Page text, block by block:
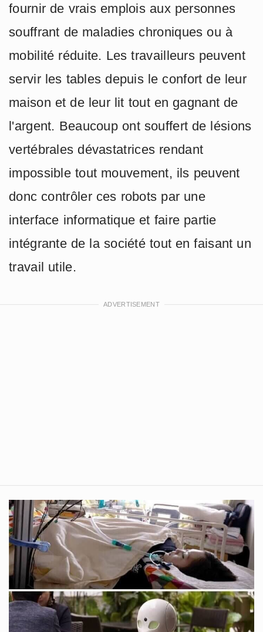
fournir de vrais emplois aux personnes
souffrant de maladies chroniques ou à
mobilité réduite. Les travailleurs peuvent
servir les tables depuis le confort de leur
maison et de leur lit tout en gagnant de
l'argent. Beaucoup ont souffert de lésions
vertébrales dévastatrices rendant
impossible tout mouvement, ils peuvent
donc contrôler ces robots par une
interface informatique et faire partie
intégrante de la société tout en faisant un
travail utile.